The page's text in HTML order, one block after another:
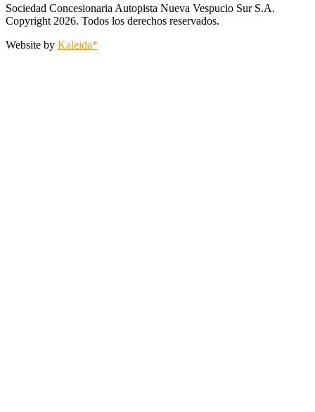
Sociedad Concesionaria Autopista Nueva Vespucio Sur S.A.
Copyright 2026. Todos los derechos reservados.
Website by Kaleida*